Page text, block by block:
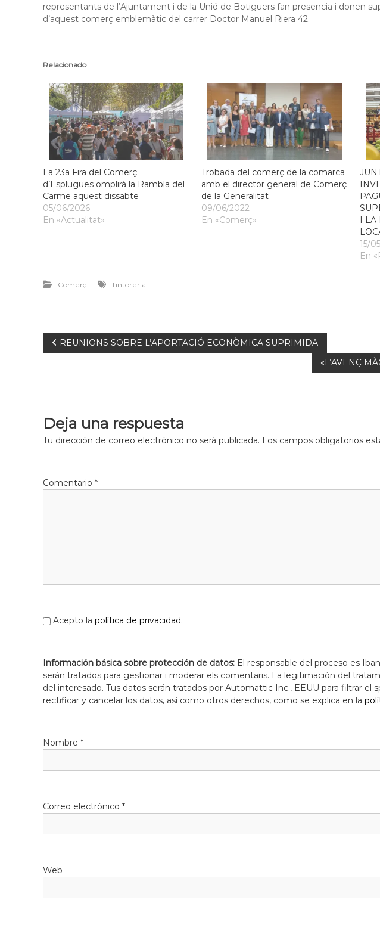
l
o
a
t
representants de l’Ajuntament i de la Unió de Botiguers fan presencia i donen
d’aquest comerç emblemàtic del carrer Doctor Manuel Riera 42.
Relacionado
La 23a Fira del Comerç
d’Esplugues omplirà la Rambla del
Carme aquest dissabte
05/06/2026
En «Actualitat»
Trobada del comerç de la comarca
amb el director general de Comerç
de la Generalitat
09/06/2022
En «Comerç»
I LA
15/
En
Comerç Tintoreria
REUNIONS SOBRE L’APORTACIÓ ECONÒMICA SUPRIMIDA
«L’AVENÇ
Deja una respuesta
Tu dirección de correo electrónico no será publicada. Los campos obligatorios
Comentario *
Acepto la política de privacidad.
Información básica sobre protección de datos: El responsable del proceso es
serán tratados para gestionar i moderar els comentaris. La legitimación del
del interesado. Tus datos serán tratados por Automattic Inc., EEUU para filtrar el
rectificar y cancelar los datos, así como otros derechos, como se explica en la
Nombre *
Correo electrónico *
Web